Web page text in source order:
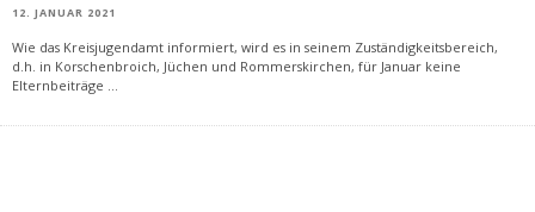
12. JANUAR 2021
Wie das Kreisjugendamt informiert, wird es in seinem Zuständigkeitsbereich,
d.h. in Korschenbroich, Jüchen und Rommerskirchen, für Januar keine
Elternbeiträge ...